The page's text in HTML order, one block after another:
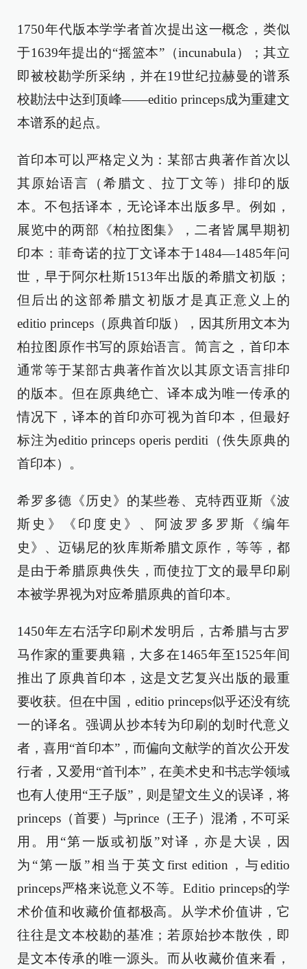
1750年代版本学学者首次提出这一概念，类似
于1639年提出的“摇篮本”（incunabula）；其立
即被校勘学所采纳，并在19世纪拉赫曼的谱系
校勘法中达到顶峰——editio princeps成为重建文
本谱系的起点。
首印本可以严格定义为：某部古典著作首次以
其原始语言（希腊文、拉丁文等）排印的版
本。不包括译本，无论译本出版多早。例如，
展览中的两部《柏拉图集》，二者皆属早期初
印本：菲奇诺的拉丁文译本于1484—1485年问
世，早于阿尔杜斯1513年出版的希腊文初版；
但后出的这部希腊文初版才是真正意义上的
editio princeps（原典首印版），因其所用文本为
柏拉图原作书写的原始语言。简言之，首印本
通常等于某部古典著作首次以其原文语言排印
的版本。但在原典绝亡、译本成为唯一传承的
情况下，译本的首印亦可视为首印本，但最好
标注为editio princeps operis perditi（佚失原典的
首印本）。
希罗多德《历史》的某些卷、克特西亚斯《波
斯史》《印度史》、阿波罗多罗斯《编年
史》、迈锡尼的狄库斯希腊文原作，等等，都
是由于希腊原典佚失，而使拉丁文的最早印刷
本被学界视为对应希腊原典的首印本。
1450年左右活字印刷术发明后，古希腊与古罗
马作家的重要典籍，大多在1465年至1525年间
推出了原典首印本，这是文艺复兴出版的最重
要收获。但在中国，editio princeps似乎还没有统
一的译名。强调从抄本转为印刷的划时代意义
者，喜用“首印本”，而偏向文献学的首次公开发
行者，又爱用“首刊本”，在美术史和书志学领域
也有人使用“王子版”，则是望文生义的误译，将
princeps（首要）与prince（王子）混淆，不可采
用。用“第一版或初版”对译，亦是大误，因
为“第一版”相当于英文first edition，与editio
princeps严格来说意义不等。Editio princeps的学
术价值和收藏价值都极高。从学术价值讲，它
往往是文本校勘的基准；若原始抄本散佚，即
是文本传承的唯一源头。而从收藏价值来看，